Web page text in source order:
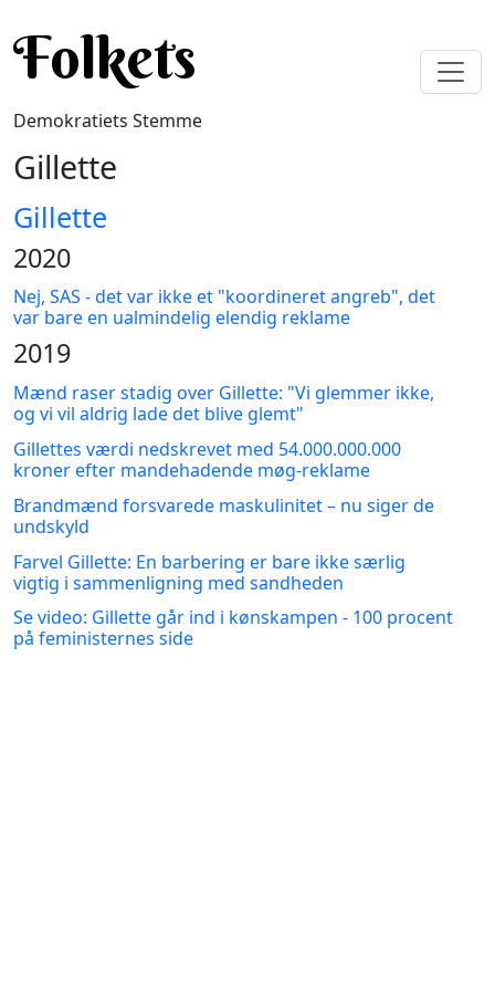
Folkets
Demokratiets Stemme
Gillette
Gillette
2020
Nej, SAS - det var ikke et "koordineret angreb", det
var bare en ualmindelig elendig reklame
2019
Mænd raser stadig over Gillette: "Vi glemmer ikke,
og vi vil aldrig lade det blive glemt"
Gillettes værdi nedskrevet med 54.000.000.000
kroner efter mandehadende møg-reklame
Brandmænd forsvarede maskulinitet – nu siger de
undskyld
Farvel Gillette: En barbering er bare ikke særlig
vigtig i sammenligning med sandheden
Se video: Gillette går ind i kønskampen - 100 procent
på feministernes side